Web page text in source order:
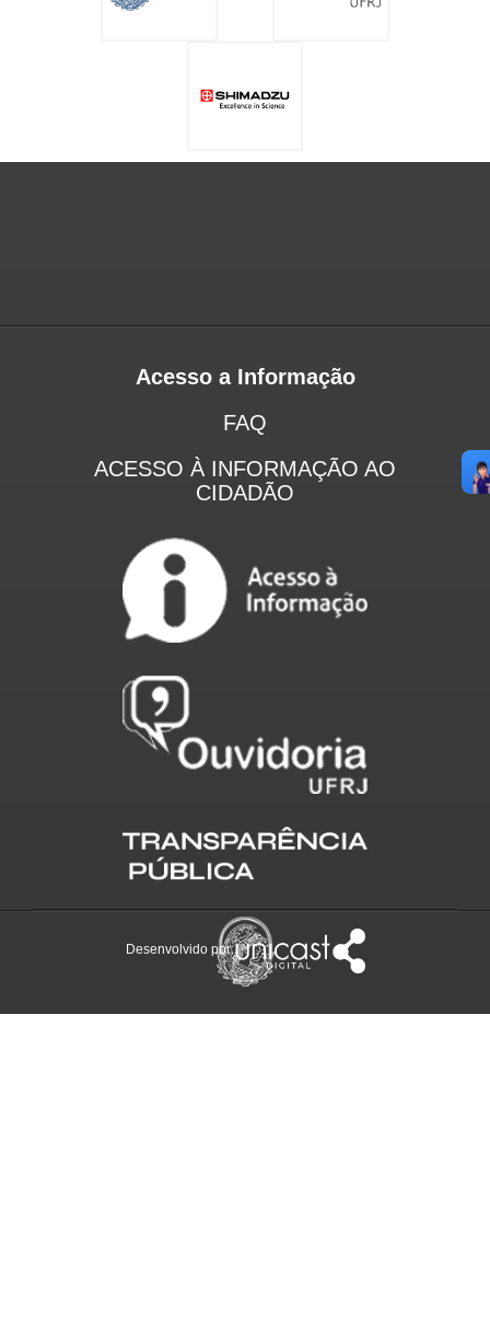
Acesso a Informação
FAQ
ACESSO À INFORMAÇÃO AO
CIDADÃO
Desenvolvido por: